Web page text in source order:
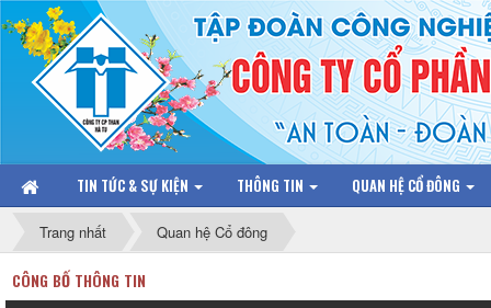
TIN TỨC & SỰ KIỆN THÔNG TIN QUAN HỆ CỔ ĐÔNG
Trang nhất Quan hệ Cổ đông
CÔNG BỐ THÔNG TIN